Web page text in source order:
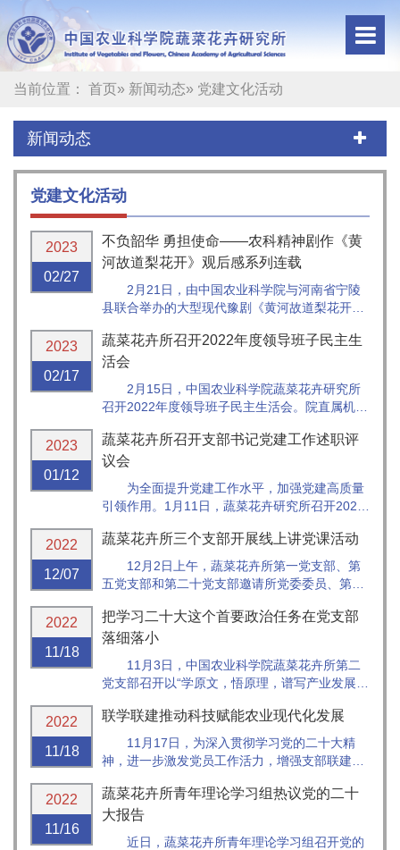
当前位置： 首页» 新闻动态» 党建文化活动
新闻动态
党建文化活动
2023
02/27
不负韶华 勇担使命——农科精神剧作《黄
河故道梨花开》观后感系列连载
2月21日，由中国农业科学院与河南省宁陵
县联合举办的大型现代豫剧《黄河故道梨花开》
农业科学院郑州果树研究所科技专家几代接力，
扎根宁陵60余年服务梨产业发展的感人事迹，深
2023
02/17
蔬菜花卉所召开2022年度领导班子民主生
活会
2月15日，中国农业科学院蔬菜花卉研究所
召开2022年度领导班子民主生活会。院直属机关
会议。蔬菜花卉所所长、党委副书记张友军主持
会议。
2023
01/12
蔬菜花卉所召开支部书记党建工作述职评
议会
为全面提升党建工作水平，加强党建高质量
引领作用。1月11日，蔬菜花卉研究所召开2022
组关于党建述职评议考核工作部署，总结研究所
党建工作开展情况。会议由党委副书记张友军所
长主持。
2022
12/07
蔬菜花卉所三个支部开展线上讲党课活动
12月2日上午，蔬菜花卉所第一党支部、第
五党支部和第二十党支部邀请所党委委员、第五
山精神指引科技创新工作”，三个党支部的48位
党员参加线上讲党课活动。
2022
11/18
把学习二十大这个首要政治任务在党支部
落细落小
11月3日，中国农业科学院蔬菜花卉所第二
党支部召开以“学原文，悟原理，谱写产业发展新
通党员身份参加学习，强调学习党的二十大精神
是当前和今后一个时期的首要政治任务，要把党
的二十大提出的各项目标任务在...
2022
11/18
联学联建推动科技赋能农业现代化发展
11月17日，为深入贯彻学习党的二十大精
神，进一步激发党员工作活力，增强支部联建合
九、第十五、第十七党支部联合科技部科技评估
中心第三党支部，开展了“学习贯彻党的二十大精
2022
11/16
蔬菜花卉所青年理论学习组热议党的二十
大报告
近日，蔬菜花卉所青年理论学习组召开党的